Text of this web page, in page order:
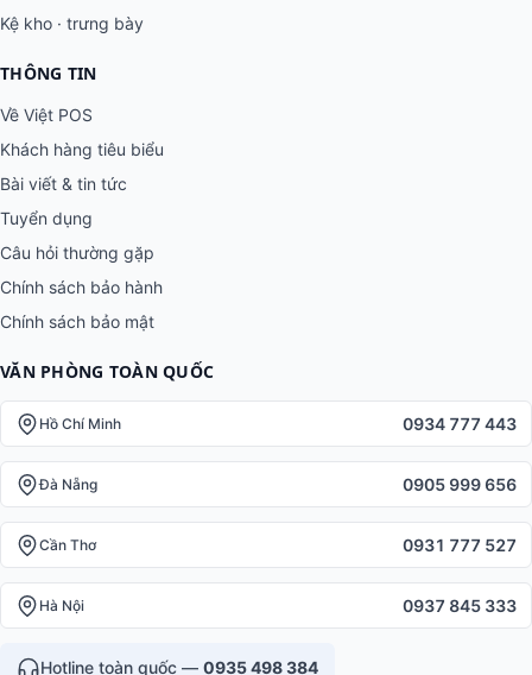
Kệ kho · trưng bày
THÔNG TIN
Về Việt POS
Khách hàng tiêu biểu
Bài viết & tin tức
Tuyển dụng
Câu hỏi thường gặp
Chính sách bảo hành
Chính sách bảo mật
VĂN PHÒNG TOÀN QUỐC
Hồ Chí Minh 0934 777 443
Đà Nẵng 0905 999 656
Cần Thơ 0931 777 527
Hà Nội 0937 845 333
Hotline toàn quốc — 0935 498 384